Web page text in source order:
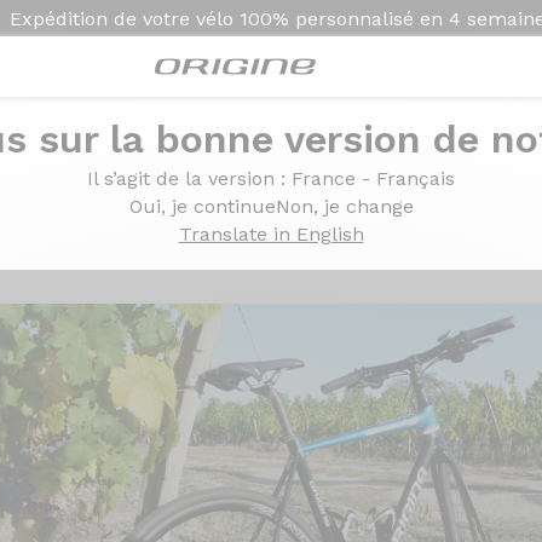
Expédition de votre vélo 100% personnalisé en 4
sur la bonne version de
Il s’agit de la version : France - Français
Oui, je continueNon, je change
Translate in English
Ultegra roues Zonda
II GT Ultegra roues